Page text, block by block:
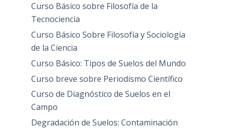
Curso Básico sobre Filosofía de la
Tecnociencia
Curso Básico Sobre Filosofía y Sociología
de la Ciencia
Curso Básico: Tipos de Suelos del Mundo
Curso breve sobre Periodismo Científico
Curso de Diagnóstico de Suelos en el
Campo
Degradación de Suelos: Contaminación